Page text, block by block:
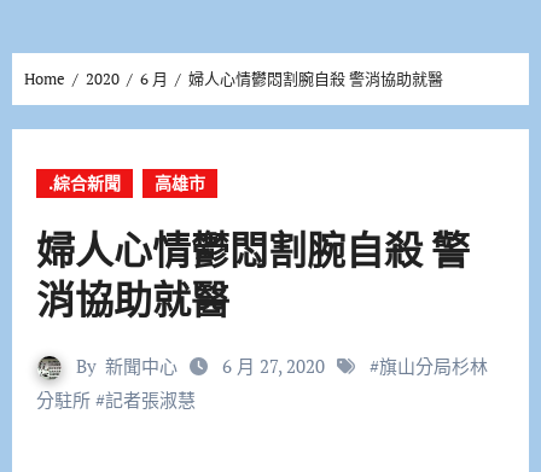
Home 2020 6 月 婦人心情鬱悶割腕自殺 警消協助就醫
.綜合新聞 高雄市
婦人心情鬱悶割腕自殺 警
消協助就醫
By 新聞中心 6 月 27, 2020 #旗山分局杉林
分駐所#記者張淑慧